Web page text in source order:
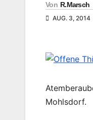
Von R.Marsch
AUG. 3, 2014
Mohlsdorf.